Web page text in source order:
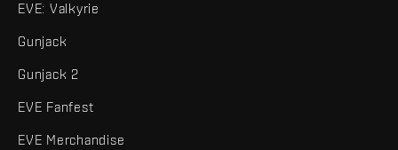
EVE: Valkyrie
Gunjack
Gunjack 2
EVE Fanfest
EVE Merchandise